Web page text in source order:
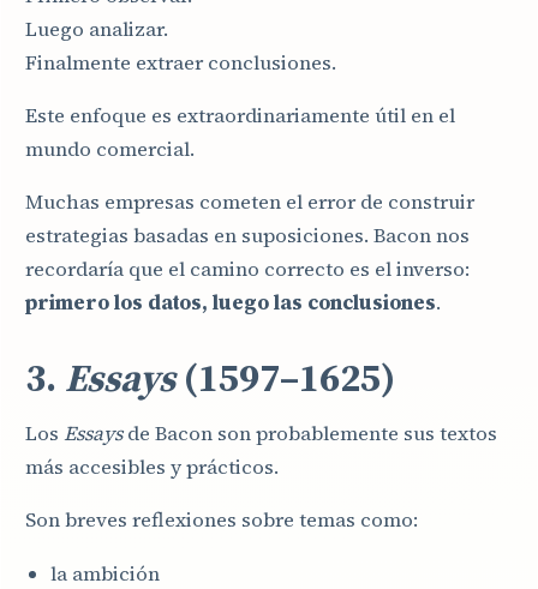
Luego analizar.
Finalmente extraer conclusiones.
Este enfoque es extraordinariamente útil en el
mundo comercial.
Muchas empresas cometen el error de construir
estrategias basadas en suposiciones. Bacon nos
recordaría que el camino correcto es el inverso:
primero los datos, luego las conclusiones.
3. Essays(1597–1625)
Los Essaysde Bacon son probablemente sus textos
más accesibles y prácticos.
Son breves reflexiones sobre temas como:
la ambición